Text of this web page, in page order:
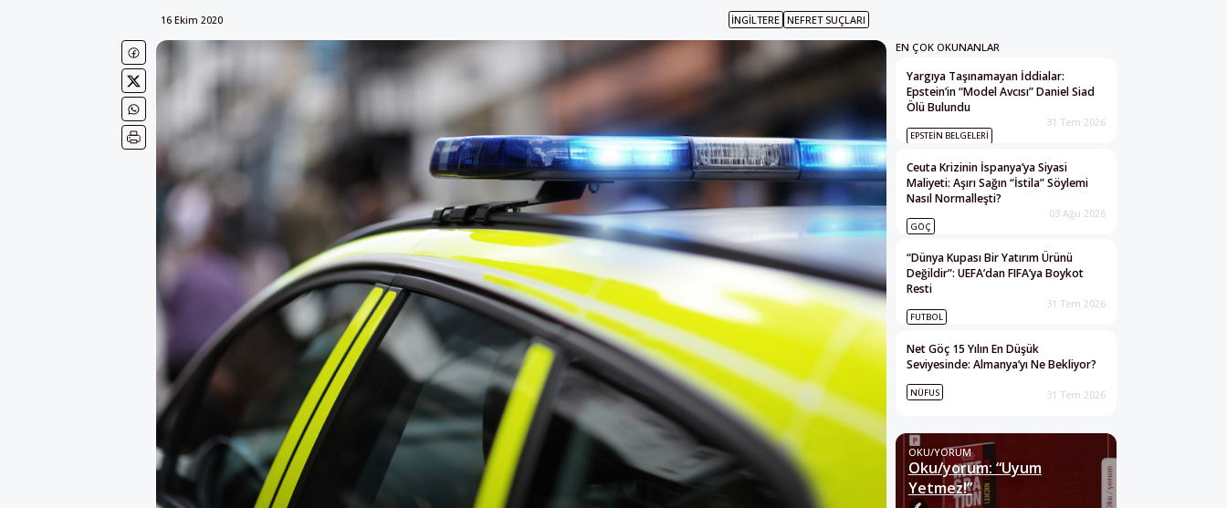
16 Ekim 2020 İNGILTERE NEFRET SUÇLARI
EN ÇOK OKUNANLAR
Yargıya Taşınamayan İddialar:
Epstein’in “Model Avcısı” Daniel Siad
Ölü Bulundu
EPSTEIN BELGELERI
31 Tem 2026
Ceuta Krizinin İspanya’ya Siyasi
Maliyeti: Aşırı Sağın “İstila” Söylemi
Nasıl Normalleşti?
GÖÇ
03 Ağu 2026
“Dünya Kupası Bir Yatırım Ürünü
Değildir”: UEFA’dan FIFA’ya Boykot
Resti
FUTBOL
31 Tem 2026
Net Göç 15 Yılın En Düşük
Seviyesinde: Almanya’yı Ne Bekliyor?
NÜFUS 31 Tem 2026
OKU/YORUM
Oku/yorum: “Uyum
Yetmez!”